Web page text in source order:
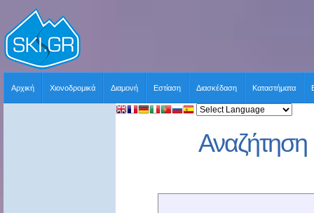
Αρχική Χιονοδρομικά Διαμονή Εστίαση Διασκέδαση Καταστήματα
Αναζήτηση